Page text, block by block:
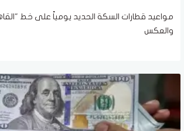
مواعيد قطارات السكة الحديد يومياً على خط
والعكس